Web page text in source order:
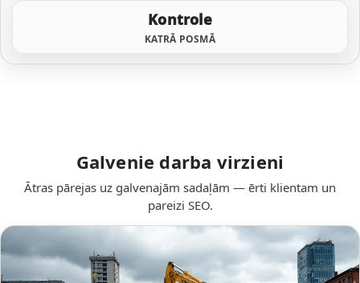
Kontrole
KATRĀ POSMĀ
Galvenie darba virzieni
Ātras pārejas uz galvenajām sadaļām — ērti klientam un
pareizi SEO.